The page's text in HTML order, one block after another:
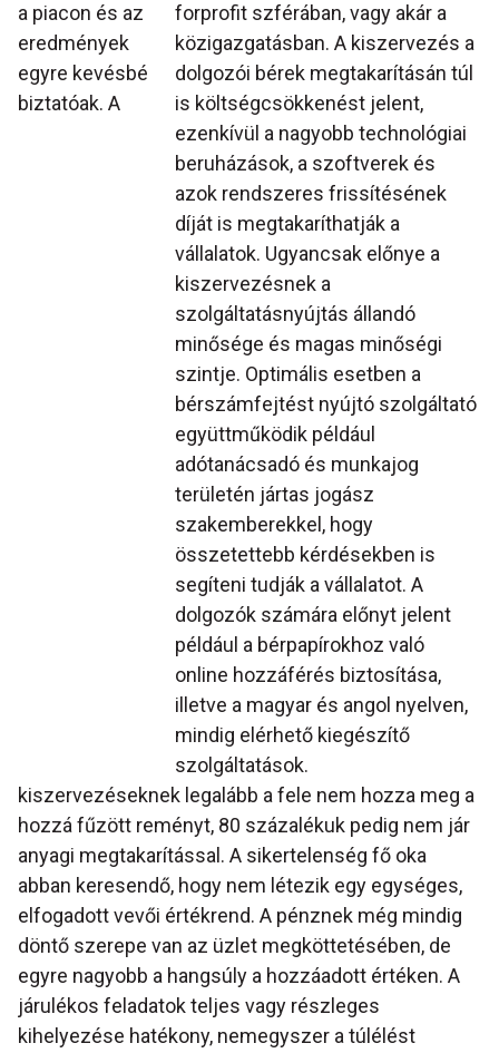
forprofit szférában, vagy akár a
közigazgatásban. A kiszervezés a
dolgozói bérek megtakarításán túl
is költségcsökkenést jelent,
ezenkívül a nagyobb technológiai
beruházások, a szoftverek és
azok rendszeres frissítésének
díját is megtakaríthatják a
vállalatok. Ugyancsak előnye a
kiszervezésnek a
szolgáltatásnyújtás állandó
minősége és magas minőségi
szintje. Optimális esetben a
bérszámfejtést nyújtó szolgáltató
együttműködik például
adótanácsadó és munkajog
területén jártas jogász
szakemberekkel, hogy
összetettebb kérdésekben is
segíteni tudják a vállalatot. A
dolgozók számára előnyt jelent
például a bérpapírokhoz való
online hozzáférés biztosítása,
illetve a magyar és angol nyelven,
mindig elérhető kiegészítő
szolgáltatások.
a piacon és az
eredmények
egyre kevésbé
biztatóak. A
kiszervezéseknek legalább a fele nem hozza meg a
hozzá fűzött reményt, 80 százalékuk pedig nem jár
anyagi megtakarítással. A sikertelenség fő oka
abban keresendő, hogy nem létezik egy egységes,
elfogadott vevői értékrend. A pénznek még mindig
döntő szerepe van az üzlet megköttetésében, de
egyre nagyobb a hangsúly a hozzáadott értéken. A
járulékos feladatok teljes vagy részleges
kihelyezése hatékony, nemegyszer a túlélést